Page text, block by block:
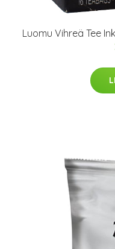
Luomu Vihreä Tee